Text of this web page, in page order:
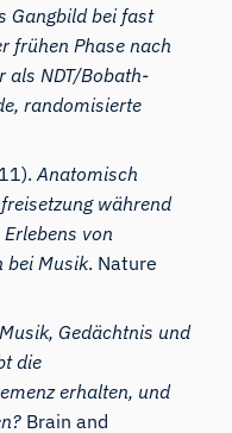
Gangbild bei fast
frühen Phase nach
als NDT/Bobath-
randomisierte
Anatomisch
während
von
bei Musik. Nature
Musik, Gedächtnis und
die
erhalten, und
Brain and